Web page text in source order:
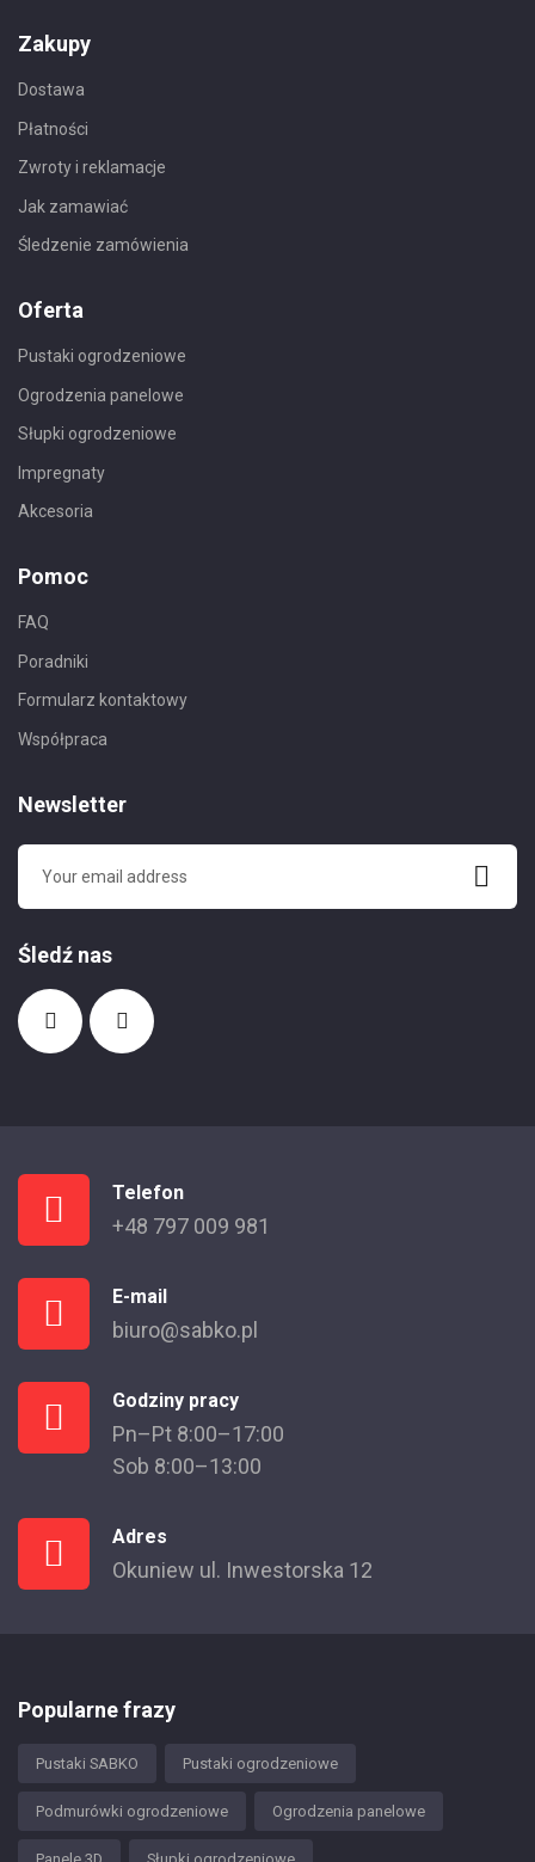
Zakupy
Dostawa
Płatności
Zwroty i reklamacje
Jak zamawiać
Śledzenie zamówienia
Oferta
Pustaki ogrodzeniowe
Ogrodzenia panelowe
Słupki ogrodzeniowe
Impregnaty
Akcesoria
Pomoc
FAQ
Poradniki
Formularz kontaktowy
Współpraca
Newsletter
Śledź nas
Telefon
+48 797 009 981
E-mail
biuro@sabko.pl
Godziny pracy
Pn–Pt 8:00–17:00
Sob 8:00–13:00
Adres
Okuniew ul. Inwestorska 12
Popularne frazy
Pustaki SABKO Pustaki ogrodzeniowe
Podmurówki ogrodzeniowe Ogrodzenia panelowe